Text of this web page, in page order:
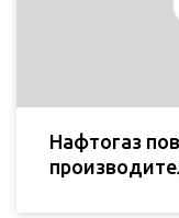
Нафтогаз